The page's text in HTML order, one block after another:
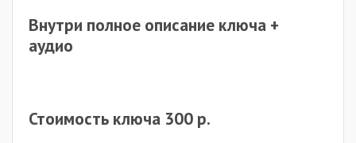
Внутри полное описание ключа +
аудио
Стоимость ключа 300 р.